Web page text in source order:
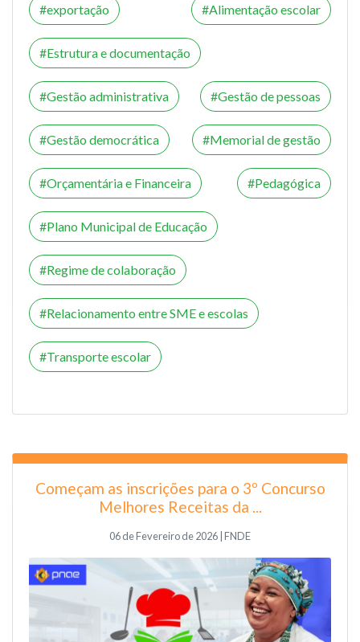
exportação Alimentação escolar
Estrutura e documentação
Gestão administrativa Gestão de pessoas
Gestão democrática Memorial de gestão
Orçamentária e Financeira Pedagógica
Plano Municipal de Educação
Regime de colaboração
Relacionamento entre SME e escolas
Transporte escolar
Começam as inscrições para o 3º Concurso
Melhores Receitas da ...
06 de Fevereiro de 2026 | FNDE